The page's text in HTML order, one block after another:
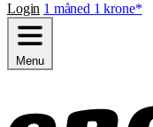
Login 1 måned 1 krone*
Menu